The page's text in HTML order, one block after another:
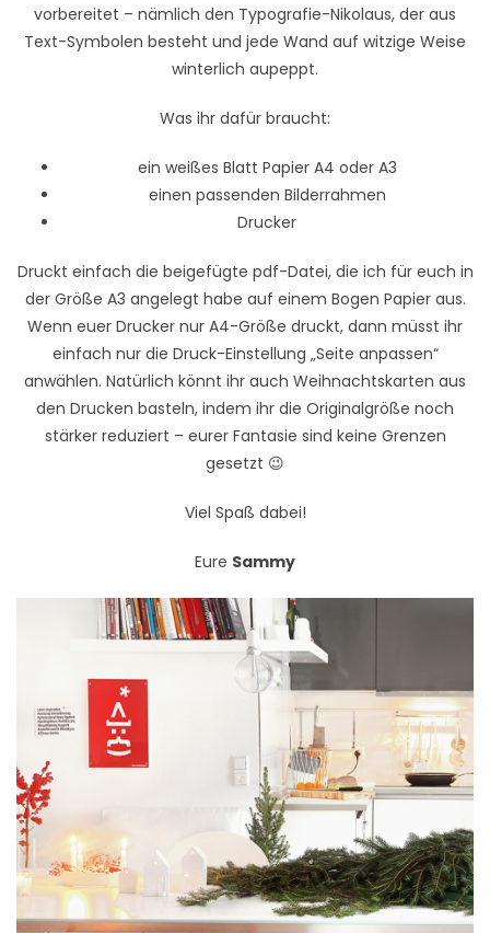
vorbereitet – nämlich den Typografie-Nikolaus, der aus
Text-Symbolen besteht und jede Wand auf witzige Weise
winterlich aupeppt.
Was ihr dafür braucht:
ein weißes Blatt Papier A4 oder A3
einen passenden Bilderrahmen
Drucker
Druckt einfach die beigefügte pdf-Datei, die ich für euch in
der Größe A3 angelegt habe auf einem Bogen Papier aus.
Wenn euer Drucker nur A4-Größe druckt, dann müsst ihr
einfach nur die Druck-Einstellung „Seite anpassen“
anwählen. Natürlich könnt ihr auch Weihnachtskarten aus
den Drucken basteln, indem ihr die Originalgröße noch
stärker reduziert – eurer Fantasie sind keine Grenzen
gesetzt 😉
Viel Spaß dabei!
Eure Sammy